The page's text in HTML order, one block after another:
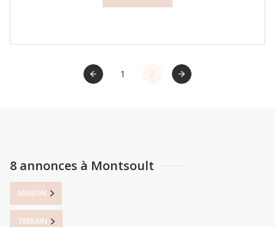
1 2
8 annonces à Montsoult
MAISON
TERRAIN